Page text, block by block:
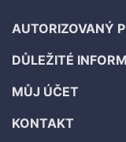
AUTORIZOVANÝ
DŮLEŽITÉ
MŮJ ÚČET
KONTAKT